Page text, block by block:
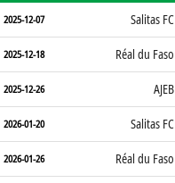
2025-12-07 Salitas FC
2025-12-18 Réal du Faso
2025-12-26 AJEB
2026-01-20 Salitas FC
2026-01-26 Réal du Faso